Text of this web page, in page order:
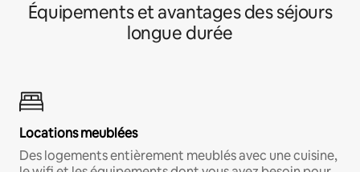
Équipements et avantages des séjours
longue durée
Locations meublées
Des logements entièrement meublés avec une cuisine,